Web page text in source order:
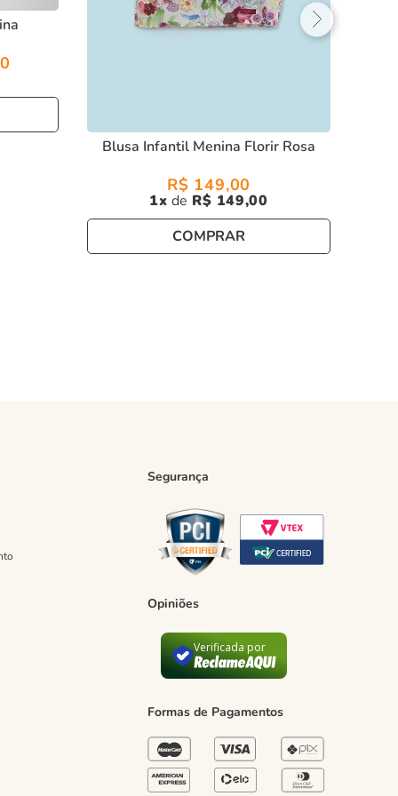
Blusa Infantil Menina Florir Rosa
R$ 149,00
1 R$ 149,00
COMPRAR
Segurança
Opiniões
Verificada por
Formas de Pagamentos